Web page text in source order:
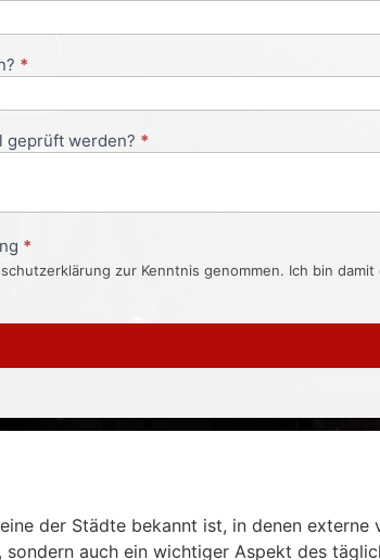
*
geprüft werden? *
*
zur Kenntnis genommen. Ich bin
der Städte bekannt ist, in denen
auch ein wichtiger Aspekt des